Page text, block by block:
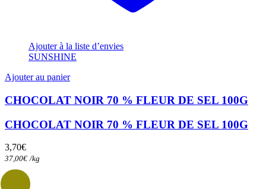
Ajouter à la liste d’envies
SUNSHINE
Ajouter au panier
CHOCOLAT NOIR 70 % FLEUR DE SEL 100G
CHOCOLAT NOIR 70 % FLEUR DE SEL 100G
3,70€
37,00€ /kg